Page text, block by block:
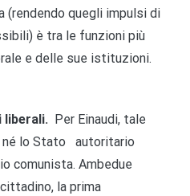
(rendendo quegli impulsi di
è tra le funzioni più
e delle sue istituzioni.
liberali. Per Einaudi, tale
né lo Stato autoritario
comunista. Ambedue
la prima